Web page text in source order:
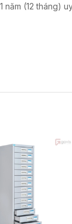
(12 tháng)